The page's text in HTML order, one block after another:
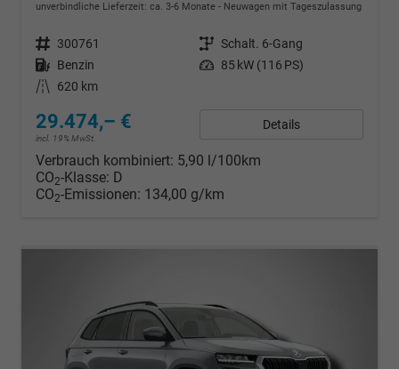
unverbindliche Lieferzeit: ca. 3-6 Monate Neuwagen mit Tageszulassung
Fahrzeugnr. 300761 Getriebe Schalt. 6-Gang
Kraftstoff Benzin Leistung 85 kW (116 PS)
Kilometerstand
620 km
29.474,– €
incl. 19% MwSt.
Details
Verbrauch kombiniert: 5,90 l/100km
CO2-Klasse: D
CO2-Emissionen: 134,00 g/km